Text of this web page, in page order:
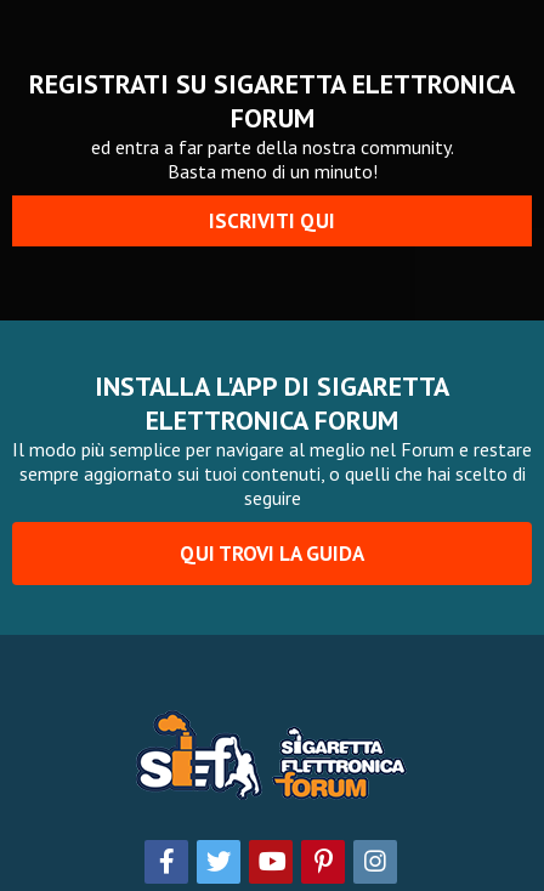
REGISTRATI SU SIGARETTA ELETTRONICA
FORUM
ed entra a far parte della nostra community.
Basta meno di un minuto!
ISCRIVITI QUI
INSTALLA L'APP DI SIGARETTA
ELETTRONICA FORUM
Il modo più semplice per navigare al meglio nel Forum e restare
sempre aggiornato sui tuoi contenuti, o quelli che hai scelto di
seguire
QUI TROVI LA GUIDA